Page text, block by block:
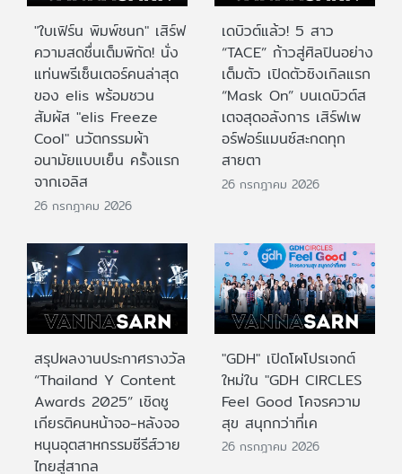
"ใบเฟิร์น พิมพ์ชนก" เสิร์ฟ
ความสดชื่นเต็มพิกัด! นั่ง
แท่นพรีเซ็นเตอร์คนล่าสุด
ของ elis พร้อมชวน
สัมผัส "elis Freeze
Cool" นวัตกรรมผ้า
อนามัยแบบเย็น ครั้งแรก
จากเอลิส
26 กรกฎาคม 2026
เดบิวต์แล้ว! 5 สาว
“TACE” ก้าวสู่ศิลปินอย่าง
เต็มตัว เปิดตัวซิงเกิลแรก
“Mask On” บนเดบิวต์ส
เตจสุดอลังการ เสิร์ฟเพ
อร์ฟอร์แมนซ์สะกดทุก
สายตา
26 กรกฎาคม 2026
สรุปผลงานประกาศรางวัล
“Thailand Y Content
Awards 2025” เชิดชู
เกียรติคนหน้าจอ-หลังจอ
หนุนอุตสาหกรรมซีรีส์วาย
ไทยสู่สากล
"GDH" เปิดโผโปรเจกต์
ใหม่ใน "GDH CIRCLES
Feel Good โคจรความ
สุข สนุกกว่าที่เค
26 กรกฎาคม 2026